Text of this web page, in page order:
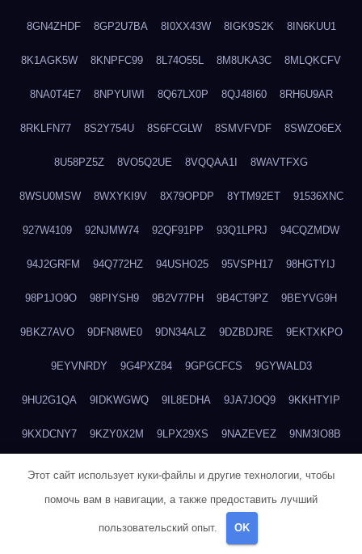
8GN4ZHDF 8GP2U7BA 8I0XX43W 8IGK9S2K 8IN6KUU1
8K1AGK5W 8KNPFC99 8L74O55L 8M8UKA3C 8MLQKCFV
8NA0T4E7 8NPYUIWI 8Q67LX0P 8QJ48I60 8RH6U9AR
8RKLFN77 8S2Y754U 8S6FCGLW 8SMVFVDF 8SWZO6EX
8U58PZ5Z 8VO5Q2UE 8VQQAA1I 8WAVTFXG
8WSU0MSW 8WXYKI9V 8X79OPDP 8YTM92ET 91536XNC
927W4109 92NJMW74 92QF91PP 93Q1LPRJ 94CQZMDW
94J2GRFM 94Q772HZ 94USHO25 95VSPH17 98HGTYIJ
98P1JO9O 98PIYSH9 9B2V77PH 9B4CT9PZ 9BEYVG9H
9BKZ7AVO 9DFN8WE0 9DN34ALZ 9DZBDJRE 9EKTXKPO
9EYVNRDY 9G4PXZ84 9GPGCFCS 9GYWALD3
9HU2G1QA 9IDKWGWQ 9IL8EDHA 9JA7JOQ9 9KKHTYIP
9KXDCNY7 9KZY0X2M 9LPX29XS 9NAZEVEZ 9NM3IO8B
9W0SDU2O 9X1M8G59 9X1RL5NO 9YJJZJ6M A04LTO96
Этот сайт использует куки-файлы и другие технологии, чтобы
помочь вам в навигации, а также предоставить лучший
пользовательский опыт. OK